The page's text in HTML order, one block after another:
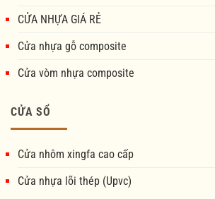
CỬA NHỰA GIÁ RẺ
Cửa nhựa gỗ composite
Cửa vòm nhựa composite
CỬA SỔ
Cửa nhôm xingfa cao cấp
Cửa nhựa lõi thép (Upvc)